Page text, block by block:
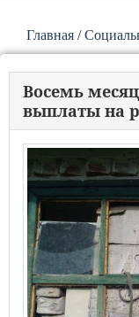
Главная /
Восемь
выплаты на